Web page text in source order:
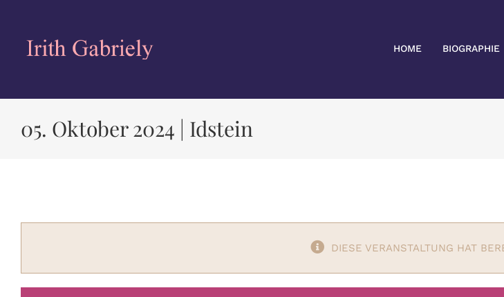
springen
HOME BIOGRAPHIE
05. Oktober 2024 | Idstein
DIESE VERANSTALTUNG HAT